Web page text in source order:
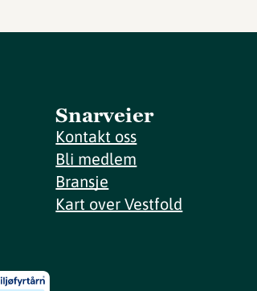
Snarveier
Kontakt oss
Bli medlem
Bransje
Kart over Vestfold